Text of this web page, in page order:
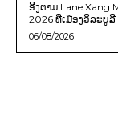
ອີງຕາມ Lane Xang
2026 ທີ່ເມືອງວິລະບູ
06/08/2026